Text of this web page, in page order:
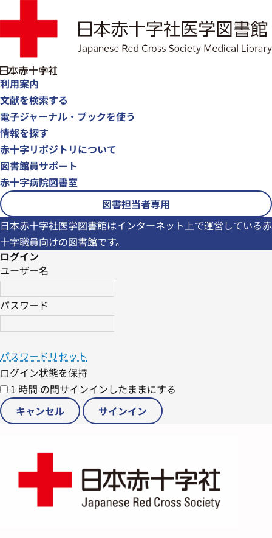
利用案内
文献を検索する
電子ジャーナル・ブックを使う
情報を探す
赤十字リポジトリについて
図書館員サポート
赤十字病院図書室
図書担当者専用
日本赤十字社医学図書館はインターネット上で運営している赤
十字職員向けの図書館です。
ログイン
ユーザー名
パスワード
パスワードリセット
ログイン状態を保持
1 時間 の間サインインしたままにする
キャンセル
サインイン